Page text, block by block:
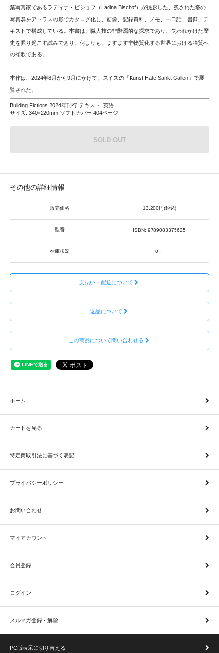
築写真家であるラディナ・ビショフ（Ladina Bischof）が撮影した、残された塔の
写真群をアトラスの形でカタログ化し、画像、記録資料、メモ、一口話、書簡、テ
キストで構成している。本書は、職人技の非階層的な探求であり、失われかけた歴
史を掘り起こす試みであり、何よりも、ますます非物質化する世界における物質へ
の頌歌である。
本作は、2024年8月から9月にかけて、スイスの「Kunst Halle Sankt Gallen」で展
覧された。
Building Fictions 2024年刊行 テキスト: 英語
サイズ: 340×220mm ソフトカバー 404ページ
SOLD OUT
その他の詳細情報
販売価格 13,200円(税込)
型番 ISBN: 9789083375625
在庫状況 0・
支払い・配送について
返品について
この商品について問い合わせる
ホーム
カートを見る
特定商取引法に基づく表記
プライバシーポリシー
お問い合わせ
マイアカウント
会員登録
ログイン
メルマガ登録・解除
PC版表示に切り替える